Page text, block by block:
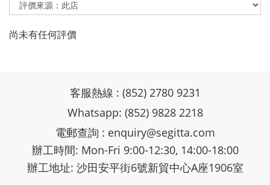
尚未有任何評價
客服熱線 : (852) 2780 9231
Whatsapp: (852) 9828 2218
電郵查詢 : enquiry@segitta.com
辦工時間: Mon-Fri 9:00-12:30, 14:00-18:00
辦工地址: 沙田安平街6號新貿中心A座1906室